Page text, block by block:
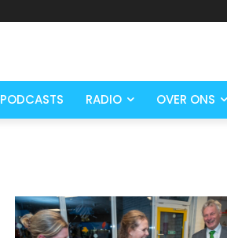
PODCASTS RADIO OVER ONS